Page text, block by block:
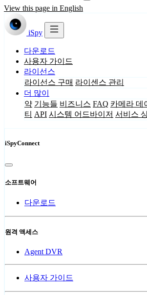
View this page in English
iSpy
다운로드
사용자 가이드
라이선스
라이선스 구매 라이센스 관리
더 많이
약 기능들 비즈니스 FAQ 카메라 데
티 API 시스템 어드바이저 서비스
iSpyConnect
소프트웨어
다운로드
원격 액세스
Agent DVR
사용자 가이드